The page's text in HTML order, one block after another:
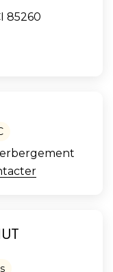
85260